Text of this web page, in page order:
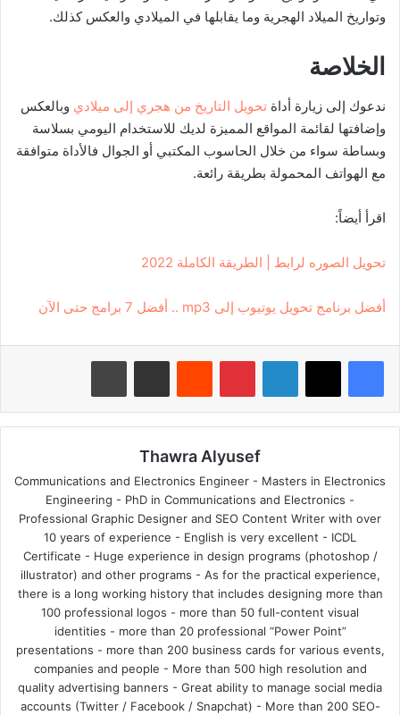
وتواريخ الميلاد الهجرية وما يقابلها في الميلادي والعكس كذلك.
الخلاصة
ندعوك إلى زيارة أداة تحويل التاريخ من هجري إلى ميلادي وبالعكس
وإضافتها لقائمة المواقع المميزة لديك للاستخدام اليومي بسلاسة
وبساطة سواء من خلال الحاسوب المكتبي أو الجوال فالأداة متوافقة
مع الهواتف المحمولة بطريقة رائعة.
اقرأ أيضاً:
تحويل الصوره لرابط | الطريقة الكاملة 2022
أفضل برنامج تحويل يوتيوب إلى mp3 .. أفضل 7 برامج حتى الآن
لينكدإن بينتيريست
Thawra Alyusef
Communications and Electronics Engineer - Masters in Electronics
Engineering - PhD in Communications and Electronics -
Professional Graphic Designer and SEO Content Writer with over
10 years of experience - English is very excellent - ICDL
Certificate - Huge experience in design programs (photoshop /
illustrator) and other programs - As for the practical experience,
there is a long working history that includes designing more than
100 professional logos - more than 50 full-content visual
identities - more than 20 professional “Power Point”
presentations - more than 200 business cards for various events,
companies and people - More than 500 high resolution and
quality advertising banners - Great ability to manage social media
accounts (Twitter / Facebook / Snapchat) - More than 200 SEO-